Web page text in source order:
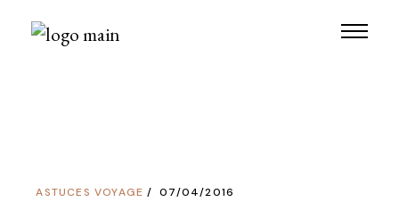
ASTUCES VOYAGE 07/04/2016